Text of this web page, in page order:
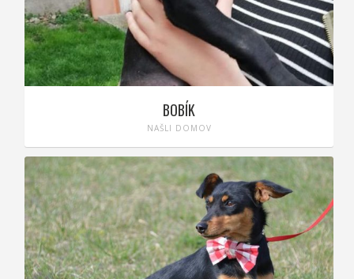
BOBÍK
NAŠLI DOMOV